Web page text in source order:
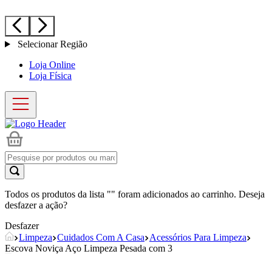
Selecionar Região
Loja Online
Loja Física
Todos os produtos da lista "" foram adicionados ao carrinho. Deseja
desfazer a ação?
Desfazer
Limpeza Cuidados Com A Casa Acessórios Para Limpeza
Escova Noviça Aço Limpeza Pesada com 3